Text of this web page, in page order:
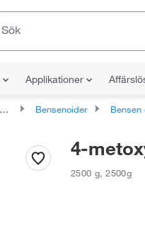
Applikationer
Bensenoider Bensen och
4-
2500 g,2500g